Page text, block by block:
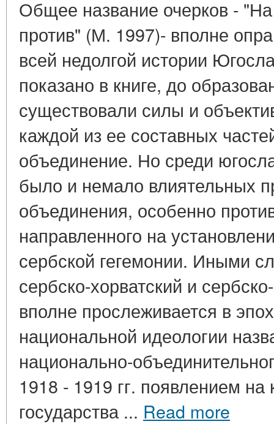
Общее название очерков -
против" (М. 1997)- вполне
всей недолгой истории
показано в книге, до
существовали силы и
каждой из ее составных
объединение. Но среди
было и немало влиятельных
объединения, особенно
направленного на
сербской гегемонии. Иными
сербско-хорватский и
вполне прослеживается в
национальной идеологии
национально-
1918 - 1919 гг. появлением
государства ... Read more